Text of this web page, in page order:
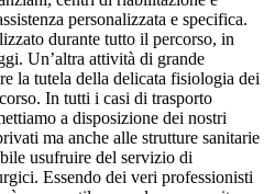
personalizzata e specifica.
durante tutto il percorso, in
Un’altra attività di grande
la tutela della delicata fisiologia dei
In tutti i casi di trasporto
a disposizione dei nostri
ma anche alle strutture sanitarie
usufruire del servizio di
Essendo dei veri professionisti